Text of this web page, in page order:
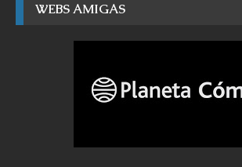
WEBS AMIGAS